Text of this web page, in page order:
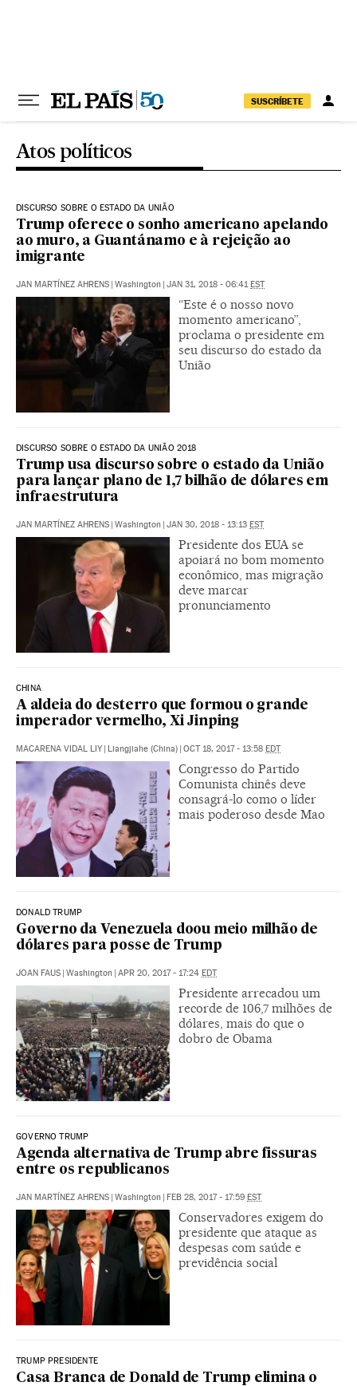
SUSCRÍBETE
Atos políticos
DISCURSO SOBRE O ESTADO DA UNIÃO
Trump oferece o sonho americano apelando
ao muro, a Guantánamo e à rejeição ao
imigrante
JAN MARTÍNEZ AHRENS | Washington | JAN 31, 2018 - 06:41EST
“Este é o nosso novo
momento americano”,
proclama o presidente em
seu discurso do estado da
União
DISCURSO SOBRE O ESTADO DA UNIÃO 2018
Trump usa discurso sobre o estado da União
para lançar plano de 1,7 bilhão de dólares em
infraestrutura
JAN MARTÍNEZ AHRENS | Washington | JAN 30, 2018 - 13:13 EST
Presidente dos EUA se
apoiará no bom momento
econômico, mas migração
deve marcar
pronunciamento
CHINA
A aldeia do desterro que formou o grande
imperador vermelho, Xi Jinping
MACARENA VIDAL LIY | Liangjiahe (China) | OCT 18, 2017 - 13:58 EDT
Congresso do Partido
Comunista chinês deve
consagrá-lo como o líder
mais poderoso desde Mao
DONALD TRUMP
Governo da Venezuela doou meio milhão de
dólares para posse de Trump
JOAN FAUS | Washington | APR 20, 2017 - 17:24 EDT
Presidente arrecadou um
recorde de 106,7 milhões de
dólares, mais do que o
dobro de Obama
GOVERNO TRUMP
Agenda alternativa de Trump abre fissuras
entre os republicanos
JAN MARTÍNEZ AHRENS | Washington | FEB 28, 2017 - 17:59 EST
Conservadores exigem do
presidente que ataque as
despesas com saúde e
previdência social
TRUMP PRESIDENTE
Casa Branca de Donald de Trump elimina o